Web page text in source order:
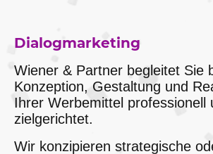
Dialogmarketing
Wiener & Partner begleitet Sie
Konzeption, Gestaltung und
Ihrer Werbemittel professionell
zielgerichtet.
Wir konzipieren strategische